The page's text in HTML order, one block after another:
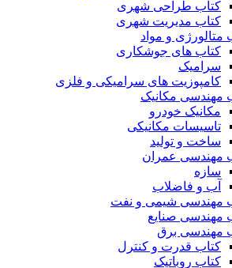
کتاب طراحی شهری
کتاب مدیریت شهری
متالورژی و مواد
کتاب های جوشکاری
سرامیک
کامپوزیت های سرامیکی و فلزی
مهندسی مکانیک
مکانیک خودرو
تاسیسات مکانیکی
ساخت و تولید
مهندسی عمران
سازه
آب و فاضلاب
مهندسی شیمی و نفت
مهندسی صنایع
مهندسی برق
کتاب قدرت و کنترل
کتاب روباتیک